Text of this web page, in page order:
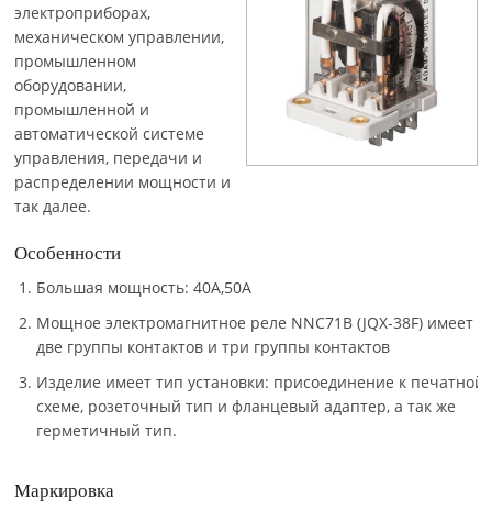
электроприборах,
механическом управлении,
промышленном
оборудовании,
промышленной и
автоматической системе
управления, передачи и
распределении мощности и
так далее.
Особенности
Большая мощность: 40A,50A
Мощное электромагнитное реле NNC71B (JQX-38F) имеет
две группы контактов и три группы контактов
Изделие имеет тип установки: присоединение к печатной
схеме, розеточный тип и фланцевый адаптер, а так же
герметичный тип.
Маркировка